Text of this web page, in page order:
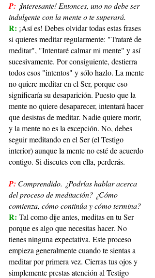
P: ¡Interesante! Entonces, uno no debe ser
indulgente con la mente o te superará.
R: ¡Así es! Debes olvidar todas estas frases
si quieres meditar regularmente: "Trataré de
meditar", "Intentaré calmar mi mente" y así
sucesivamente. Por consiguiente, destierra
todos esos "intentos" y sólo hazlo. La mente
no quiere meditar en el Ser, porque eso
significaría su desaparición. Puesto que la
mente no quiere desaparecer, intentará hacer
que desistas de meditar. Nadie quiere morir,
y la mente no es la excepción. No, debes
seguir meditando en el Ser (el Testigo
interior) aunque la mente no esté de acuerdo
contigo. Si discutes con ella, perderás.
P: Comprendido. ¿Podrías hablar acerca
del proceso de meditación? ¿Cómo
comienza, cómo continúa y cómo termina?
R: Tal como dije antes, meditas en tu Ser
porque es algo que necesitas hacer. No
tienes ninguna expectativa. Este proceso
empieza generalmente cuando te sientas a
meditar por primera vez. Cierras tus ojos y
simplemente prestas atención al Testigo